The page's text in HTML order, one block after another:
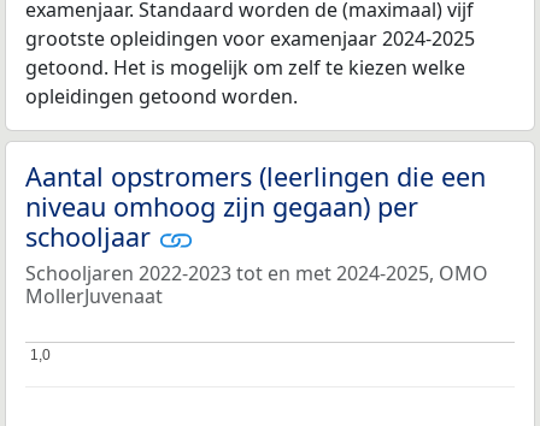
examenjaar. Standaard worden de (maximaal) vijf
grootste opleidingen voor examenjaar 2024-2025
getoond. Het is mogelijk om zelf te kiezen welke
opleidingen getoond worden.
Aantal opstromers (leerlingen die een
niveau omhoog zijn gegaan) per
schooljaar
Schooljaren 2022-2023 tot en met 2024-2025, OMO
MollerJuvenaat
1,0
1,0